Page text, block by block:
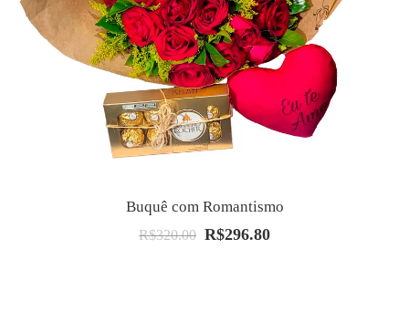
Buquê com Romantismo
R$320.00 O
R$296.80O